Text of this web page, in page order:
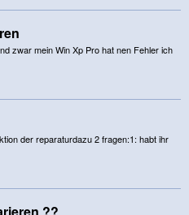
zwar mein Win Xp Pro hat nen Fehler ich
der reparaturdazu 2 fragen:1: habt ihr
??